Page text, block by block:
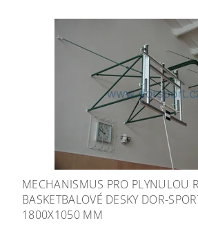
MECHANISMUS PRO PLYNULOU
BASKETBALOVÉ DESKY DOR-
1800X1050 MM